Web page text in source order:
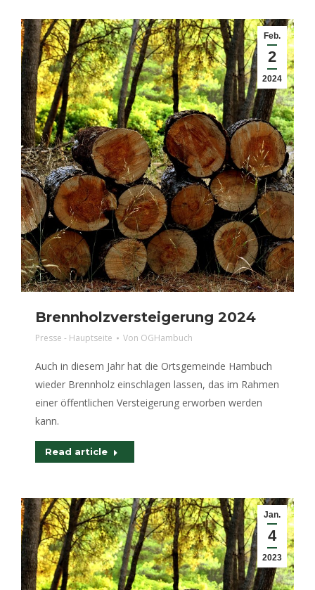
Feb.
2
2024
Brennholzversteigerung 2024
Presse - Hauptseite Von OGHambuch
Auch in diesem Jahr hat die Ortsgemeinde Hambuch
wieder Brennholz einschlagen lassen, das im Rahmen
einer öffentlichen Versteigerung erworben werden
kann.
Read article
Jan.
4
2023